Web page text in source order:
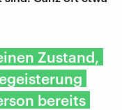
Zustand,
bereits